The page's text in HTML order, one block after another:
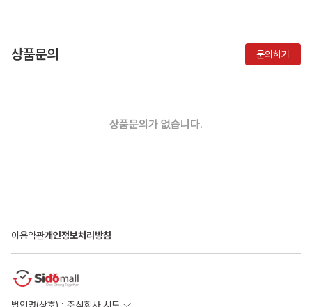
상품문의 문의하기
상품문의가 없습니다.
이용약관개인정보처리방침
법인명(상호) : 주식회사 시도